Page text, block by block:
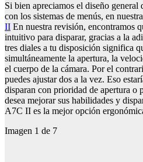
Si bien apreciamos el diseño
con los sistemas de menús, en
II En nuestra revisión, encontramos
intuitivo para disparar, gracias a la
tres diales a tu disposición significa
simultáneamente la apertura, la
el cuerpo de la cámara. Por el
puedes ajustar dos a la vez. Eso
disparan con prioridad de apertura o
desea mejorar sus habilidades y
A7C II es la mejor opción
Imagen 1 de 7